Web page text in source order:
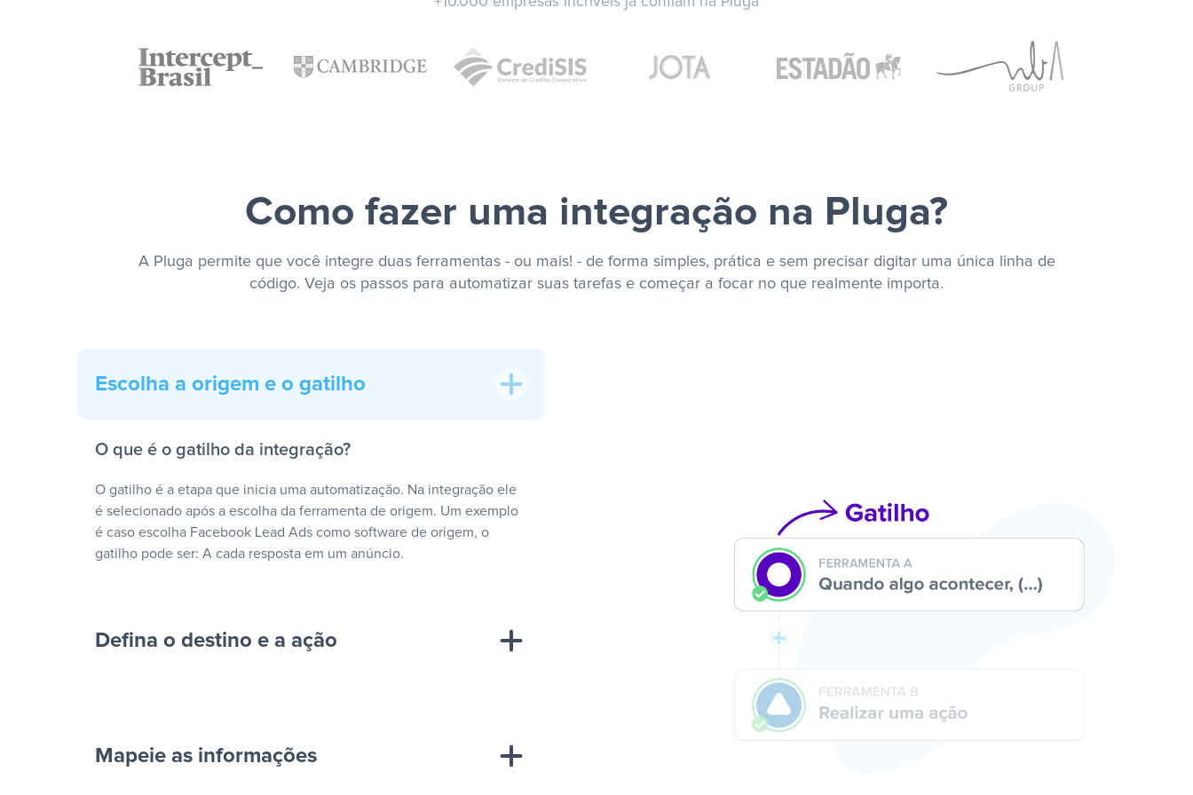
Como fazer uma integração na Pluga?
A Pluga permite que você integre duas ferramentas - ou mais! - de forma simples, prática e sem precisar digitar uma única linha de
código. Veja os passos para automatizar suas tarefas e começar a focar no que realmente importa.
Escolha a origem e o gatilho
O que é o gatilho da integração?
O gatilho é a etapa que inicia uma automatização. Na integração ele
é selecionado após a escolha da ferramenta de origem. Um exemplo
é caso escolha Facebook Lead Ads como software de origem, o
gatilho pode ser: A cada resposta em um anúncio.
Defina o destino e a ação
Mapeie as informações